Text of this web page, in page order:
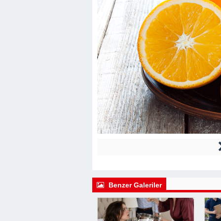
22:41 -Kocam Beni Çocuksuz Diye
23:11 - Kızım Tabutun Başında
Şeyi Ortaya Çıkardı
Benzer Galeriler